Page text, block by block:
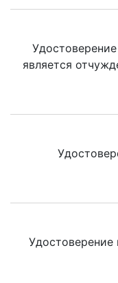
является
Удостоверение